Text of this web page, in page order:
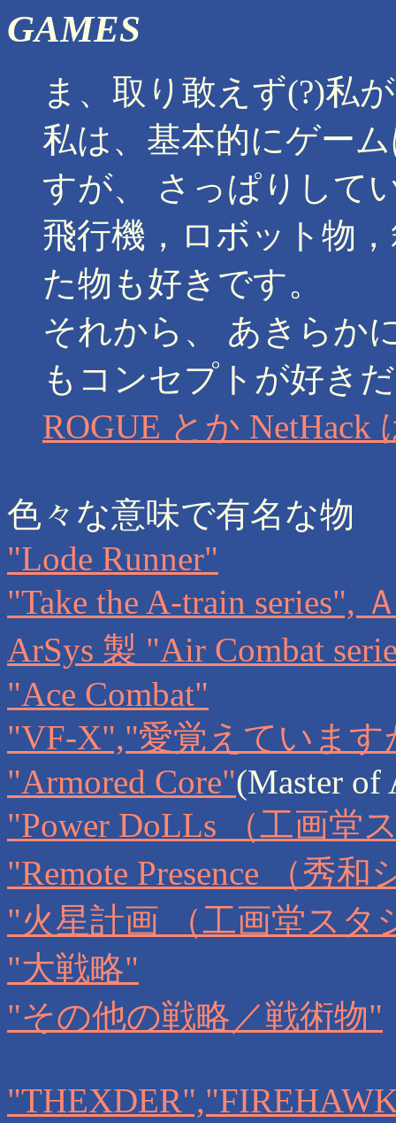
GAMES
ま、取り敢えず(?)私
私は、基本的にゲー
すが、 さっぱりして
飛行機，ロボット物
た物も好きです。
それから、 あきらか
もコンセプトが好き
ROGUE とか NetHack
色々な意味で有名な物
"Lode Runner"
"Take the A-train series",
ArSys 製 "Air Combat
"Ace Combat"
"VF-X","愛覚えていま
"Armored Core"(Master of
"Power DoLLs （工画堂
"Remote Presence （秀
"火星計画 （工画堂スタ
"大戦略"
"その他の戦略／戦術物"